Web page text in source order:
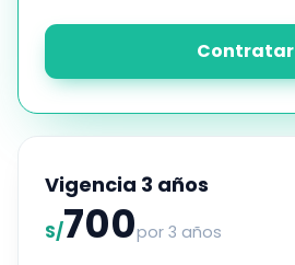
Contratar
Vigencia 3 años
S/700por 3 años